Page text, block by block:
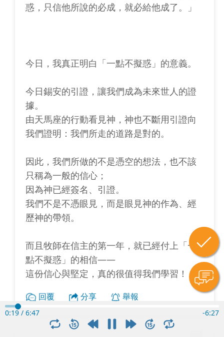
惑，只信他所說的必成，就必給他成了。」
今日，我真正明白「一點不擬惑」的意義。
今日錫安的引證，讓我們成為未來世人的證
據。
由天馬座的行動看見神，神也不斷用引證向
我們證明：我們所走的道路是對的。
因此，我們所做的不是憑空的想法，也不該
只稱為一般的信心；
因為神已經簽名、引證。
我們不是不憑眼見，而是眼見神的作為、經
歷神的帶領。
而且牧師在信主的第一年，就已經付上「一
點不擬惑」的相信——
這份信心與堅定，真的很值得我們學習！
回覆 分享 舉報
0:20 / 6:47 -6:26